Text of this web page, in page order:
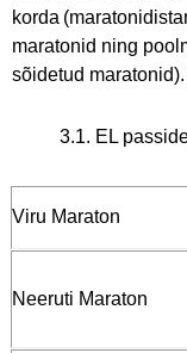
korda
maratonid ning
sõidetud
3.1. EL
Viru Maraton
Neeruti Maraton